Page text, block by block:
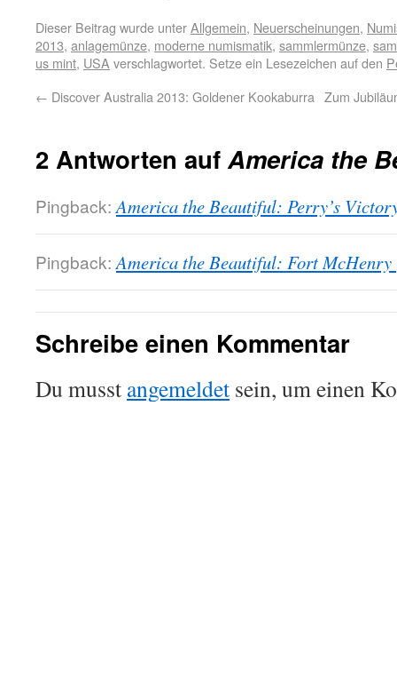
Dieser Beitrag wurde unterAllgemein, Neuerscheinungen,
2013, anlagemünze, moderne numismatik, sammlermünze,
us mint, USA verschlagwortet. Setze ein Lesezeichen auf den
← Discover Australia 2013: Goldener Kookaburra Zum
2 Antworten aufAmerica the
Pingback: America the Beautiful: Perry’s
Pingback: America the Beautiful: Fort McHenry
Schreibe einen Kommentar
Du musst angemeldet sein, um einen